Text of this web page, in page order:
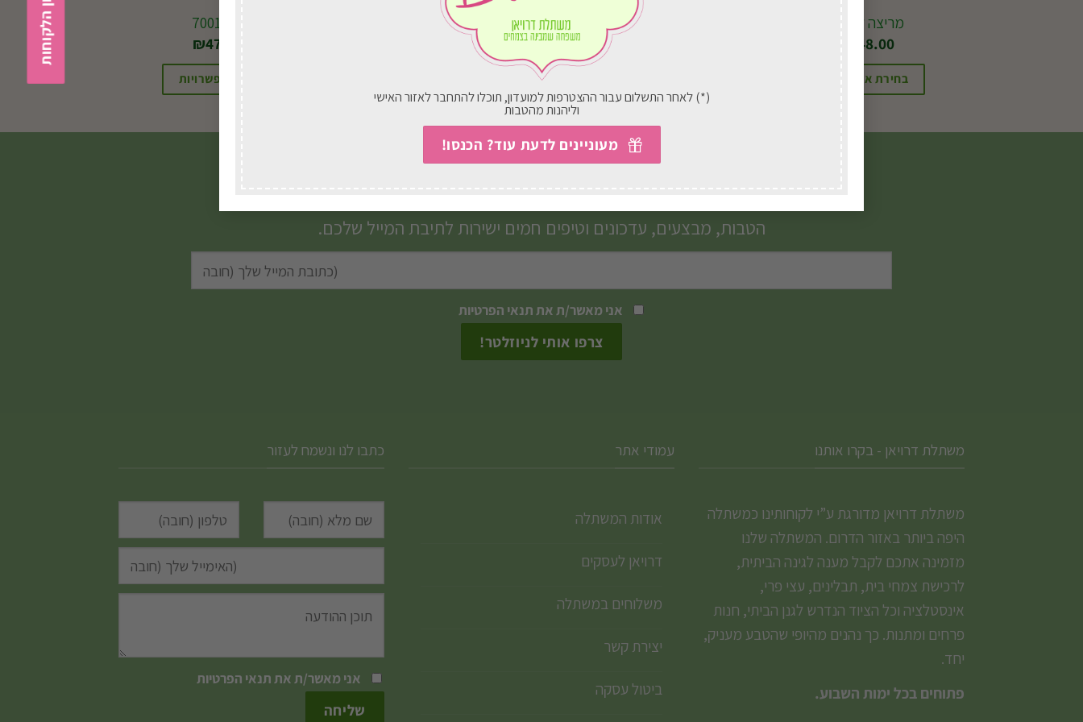
(*) לאחר התשלום עבור ההצטרפות למועדון, תוכלו להתחבר לאזור האישי
וליהנות מהטבות
מעוניינים לדעת עוד? הכנסו!
מריצה לילדים
248.00
בחירת אפשרויות
מלכודת זבוב פירות
ראש דשא
₪475.00
בחירת אפשרויות
הצטרפו לניוזלטר שלנו
הטבות, מבצעים, עדכונים וטיפים חמים ישירות לתיבת המייל שלכם.
אני מאשר/ת אתתנאי הפרטיות
משתלת דרויאן - בקרו אותנו
משתלת דרויאן מדורגת ע”י לקוחותינו כמשתלה
היפה ביותר באזור הדרום. המשתלה שלנו
מזמינה אתכם לקבל מענה לגינה הביתית,
לרכישת צמחי בית, תבלינים, עצי פרי,
אינסטלציה וכל הציוד הנדרש לגנן הביתי, חנות
פרחים ומתנות. כך נהנים מהיופי שהטבע מעניק,
יחד.
פתוחים בכל ימות השבוע.
עמודי אתר
אודות המשתלה
דרויאן לעסקים
משלוחים במשתלה
יצירת קשר
ביטול עסקה
כתבו לנו ונשמח לעזור
אני מאשר/ת אתתנאי הפרטיות